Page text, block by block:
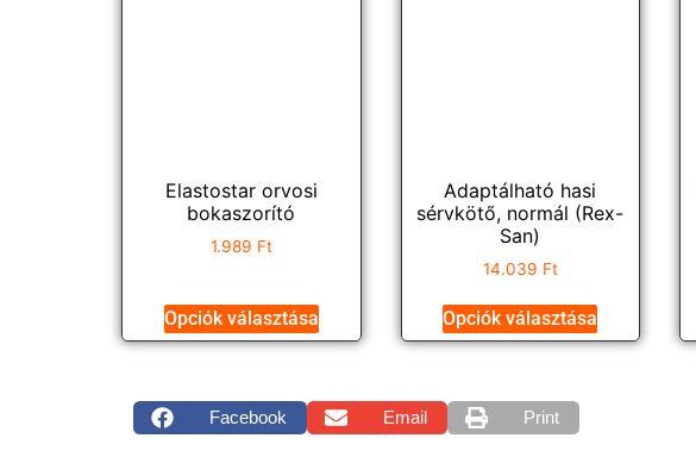
Elastostar orvosi
bokaszorító
1.989 Ft
Opciók választása
Adaptálható hasi
sérvkötő, normál (Rex-
San)
14.039 Ft
Opciók választása
Facebook Email Print